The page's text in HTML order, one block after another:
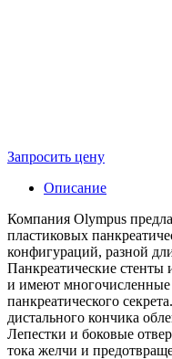
Запросить цену
Описание
Компания Olympus
пластиковых
конфигураций, разной
Панкреатические стенты
и имеют многочисленные
панкреатического
дистального кончика
Лепестки и боковые
тока желчи и